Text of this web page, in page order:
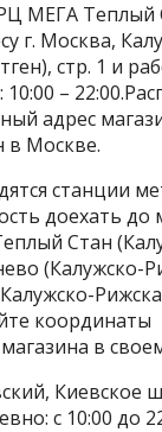
МЕГА Теплый
г. Москва,
стр. 1 и
–
адрес
в Москве.
станции
доехать до
Стан
(Калужско-
координаты
в
Киевское
с 10:00 до